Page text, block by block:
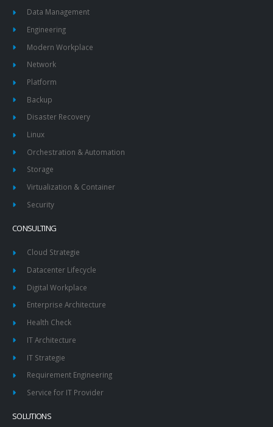
Data Management
Engineering
Modern Workplace
Network
Platform
Backup
Disaster Recovery
Linux
Orchestration & Automation
Storage
Virtualization & Container
Security
CONSULTING
Cloud Strategie
Datacenter Lifecycle
Digital Workplace
Enterprise Architecture
Health Check
IT Architecture
IT Strategie
Requirement Engineering
Service for IT Provider
SOLUTIONS